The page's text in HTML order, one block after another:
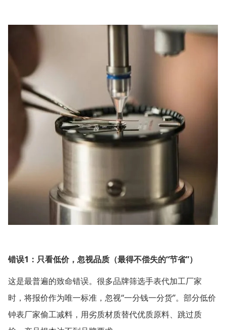
错误1 ：只看低价，忽视品质（最得不偿失的“节省”）
这是最普遍的致命错误。很多品牌筛选手表代加工厂家
时，将报价作为唯一标准，忽视“一分钱一分货”。部分低价
钟表厂家偷工减料，用劣质材质替代优质原料、跳过质